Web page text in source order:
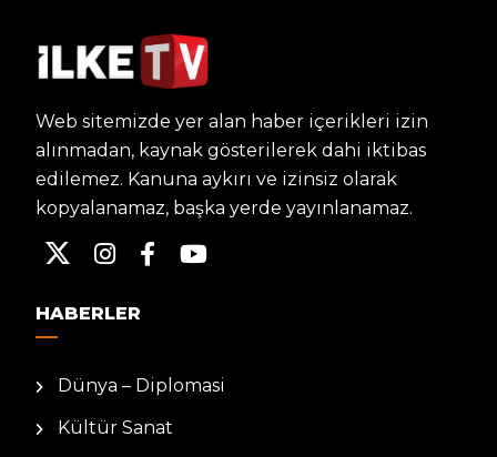
Web sitemizde yer alan haber içerikleri izin
alınmadan, kaynak gösterilerek dahi iktibas
edilemez. Kanuna aykırı ve izinsiz olarak
kopyalanamaz, başka yerde yayınlanamaz.
HABERLER
Dünya – Diplomasi
Kültür Sanat